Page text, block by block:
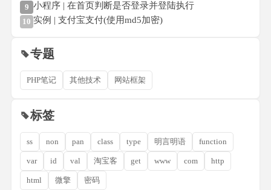
9 小程序 | 在首页判断是否登录并登陆执行
10 实例 | 支付宝支付(使用md5加密)
专题
PHP笔记 其他技术 网站框架
标签
ss non pan class type 明言明语 function
var id val 淘宝客 get www com http
html 微擎 密码